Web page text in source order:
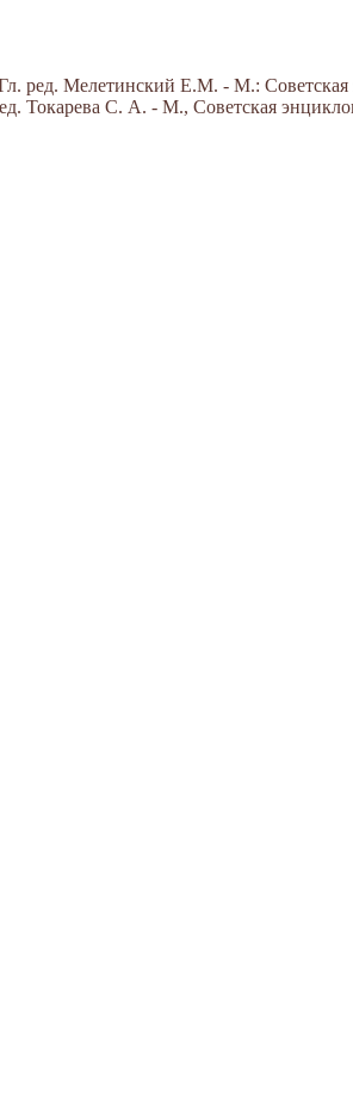
ред. Мелетинский Е.М. - М.: Советская
Токарева С. А. - М., Советская